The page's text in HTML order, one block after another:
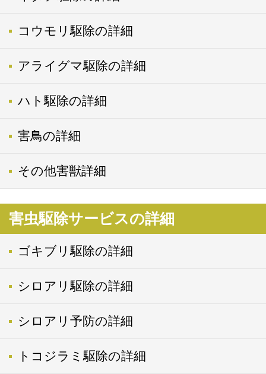
コウモリ駆除の詳細
アライグマ駆除の詳細
ハト駆除の詳細
害鳥の詳細
その他害獣詳細
害虫駆除サービスの詳細
ゴキブリ駆除の詳細
シロアリ駆除の詳細
シロアリ予防の詳細
トコジラミ駆除の詳細